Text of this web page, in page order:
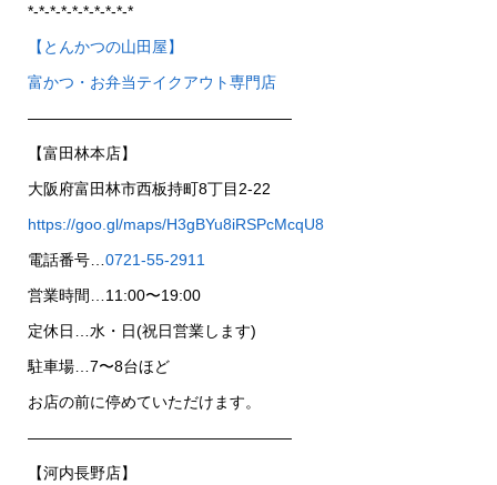
*-*-*-*-*-*-*-*-*-*
【とんかつの山田屋】
富かつ・お弁当テイクアウト専門店
—————————————————
【富田林本店】
大阪府富田林市西板持町8丁目2-22
https://goo.gl/maps/H3gBYu8iRSPcMcqU8
電話番号… 0721-55-2911
営業時間…11:00〜19:00
定休日…水・日(祝日営業します)
駐車場…7〜8台ほど
お店の前に停めていただけます。
—————————————————
【河内長野店】